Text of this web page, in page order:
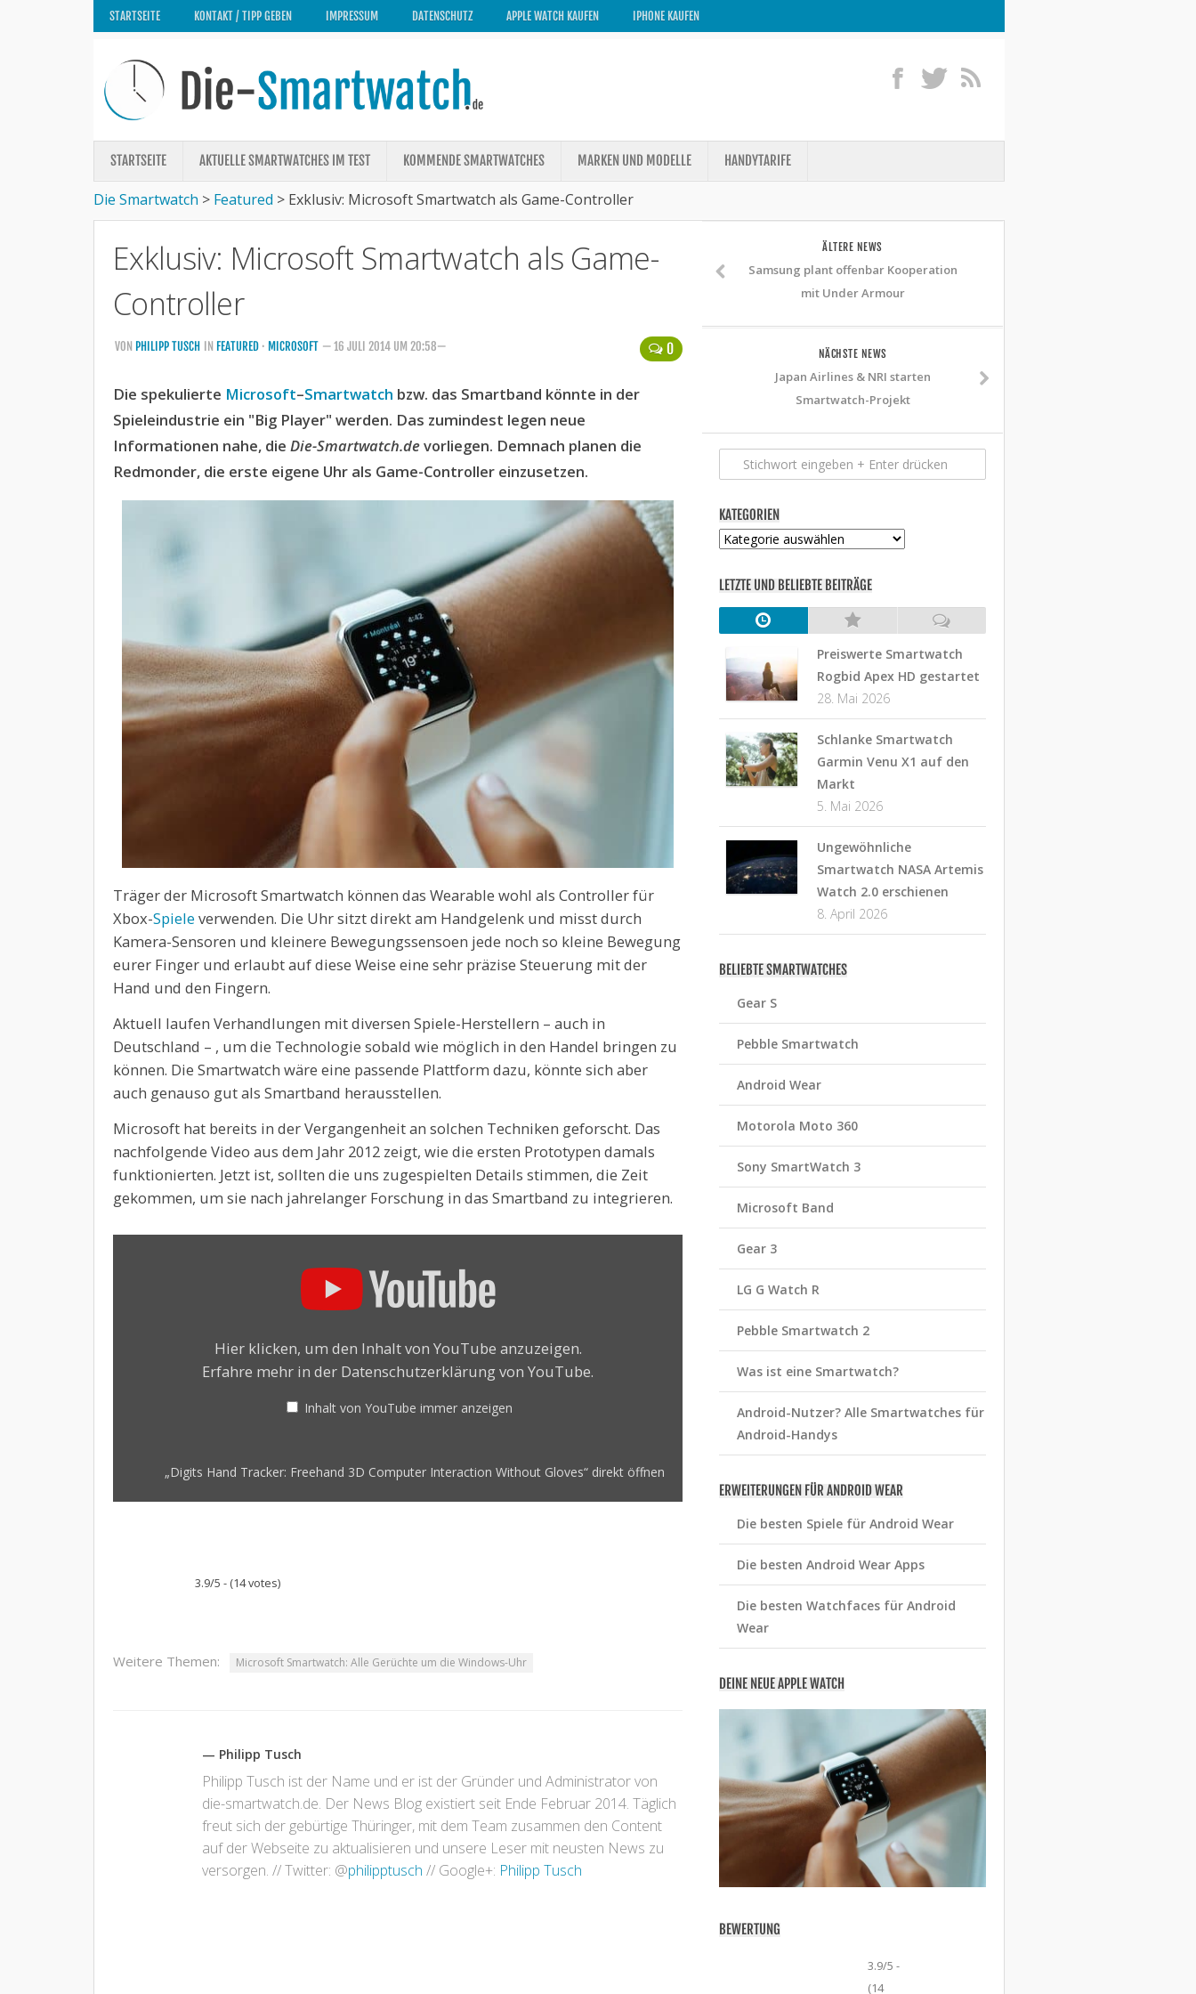
STARTSEITE KONTAKT / TIPP GEBEN IMPRESSUM DATENSCHUTZ APPLE WATCH KAUFEN IPHONE KAUFEN
STARTSEITE AKTUELLE SMARTWATCHES IM TEST KOMMENDE SMARTWATCHES MARKEN UND MODELLE HANDYTARIFE
Die Smartwatch > Featured > Exklusiv: Microsoft Smartwatch als Game-Controller
Exklusiv: Microsoft Smartwatch als Game-
Controller
0
VON PHILIPP TUSCH IN FEATURED · MICROSOFT — 16 JULI 2014 UM 20:58—
Die spekulierte Microsoft–Smartwatch bzw. das Smartband könnte in der
Spieleindustrie ein "Big Player" werden. Das zumindest legen neue
Informationen nahe, die Die-Smartwatch.devorliegen. Demnach planen die
Redmonder, die erste eigene Uhr als Game-Controller einzusetzen.
Träger der Microsoft Smartwatch können das Wearable wohl als Controller für
Xbox-Spiele verwenden. Die Uhr sitzt direkt am Handgelenk und misst durch
Kamera-Sensoren und kleinere Bewegungssensoen jede noch so kleine Bewegung
eurer Finger und erlaubt auf diese Weise eine sehr präzise Steuerung mit der
Hand und den Fingern.
Aktuell laufen Verhandlungen mit diversen Spiele-Herstellern – auch in
Deutschland – , um die Technologie sobald wie möglich in den Handel bringen zu
können. Die Smartwatch wäre eine passende Plattform dazu, könnte sich aber
auch genauso gut als Smartband herausstellen.
Microsoft hat bereits in der Vergangenheit an solchen Techniken geforscht. Das
nachfolgende Video aus dem Jahr 2012 zeigt, wie die ersten Prototypen damals
funktionierten. Jetzt ist, sollten die uns zugespielten Details stimmen, die Zeit
gekommen, um sie nach jahrelanger Forschung in das Smartband zu integrieren.
Hier klicken, um den Inhalt von YouTube anzuzeigen.
Erfahre mehr in der Datenschutzerklärung von YouTube.
Inhalt von YouTube immer anzeigen
„Digits Hand Tracker: Freehand 3D Computer Interaction Without Gloves“ direkt öffnen
3.9/5 - (14 votes)
Weitere Themen: Microsoft Smartwatch: Alle Gerüchte um die Windows-Uhr
— Philipp Tusch
Philipp Tusch ist der Name und er ist der Gründer und Administrator von
die-smartwatch.de. Der News Blog existiert seit Ende Februar 2014. Täglich
freut sich der gebürtige Thüringer, mit dem Team zusammen den Content
auf der Webseite zu aktualisieren und unsere Leser mit neusten News zu
versorgen. // Twitter: @philipptusch // Google+: Philipp Tusch
ÄLTERE NEWS
Samsung plant offenbar Kooperation
mit Under Armour
NÄCHSTE NEWS
Japan Airlines & NRI starten
Smartwatch-Projekt
KATEGORIEN
Kategorien
LETZTE UND BELIEBTE BEITRÄGE
Preiswerte Smartwatch
Rogbid Apex HD gestartet
28. Mai 2026
Schlanke Smartwatch
Garmin Venu X1 auf den
Markt
5. Mai 2026
Ungewöhnliche
Smartwatch NASA Artemis
Watch 2.0 erschienen
8. April 2026
BELIEBTE SMARTWATCHES
Gear S
Pebble Smartwatch
Android Wear
Motorola Moto 360
Sony SmartWatch 3
Microsoft Band
Gear 3
LG G Watch R
Pebble Smartwatch 2
Was ist eine Smartwatch?
Android-Nutzer? Alle Smartwatches für
Android-Handys
ERWEITERUNGEN FÜR ANDROID WEAR
Die besten Spiele für Android Wear
Die besten Android Wear Apps
Die besten Watchfaces für Android
Wear
DEINE NEUE APPLE WATCH
BEWERTUNG
3.9/5 -
(14